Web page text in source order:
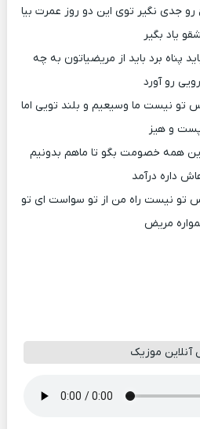
جدی نگیر توی این دو روز عمرت بیا
یاد بگیر
پناه برد باید از مریضیاتون به چه
رو آورد
تو نیست ما وسیعیم و بلند تویی اما
و هیز
همه خصومت بگو تا ماهم بدونیم
داره درآمد
تو نیست راه من از تو سواست ای تو
مریض
موزیک